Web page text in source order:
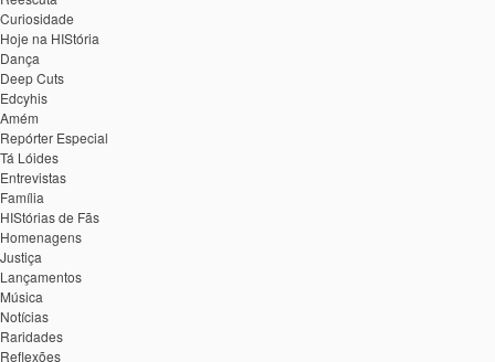
Curiosidade
Hoje na HIStória
Dança
Deep Cuts
Edcyhis
Amém
Repórter Especial
Tá Lóides
Entrevistas
Família
HIStórias de Fãs
Homenagens
Justiça
Lançamentos
Música
Notícias
Raridades
Reflexões